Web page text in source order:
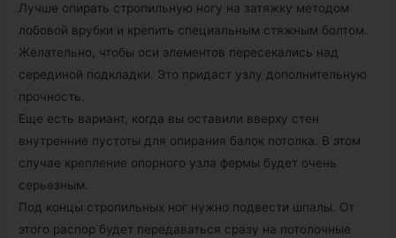
Лучше опирать стропильную ногу на затяжку методом
лобовой врубки и крепить специальным стяжным болтом.
Желательно, чтобы оси элементов пересекались над
серединой подкладки. Это придаст узлу дополнительную
прочность.
Еще есть вариант, когда вы оставили вверху стен
внутренние пустоты для опирания балок потолка. В этом
случае крепление опорного узла фермы будет очень
серьезным.
Под концы стропильных ног нужно подвести шпалы. От
этого распор будет передаваться сразу на потолочные